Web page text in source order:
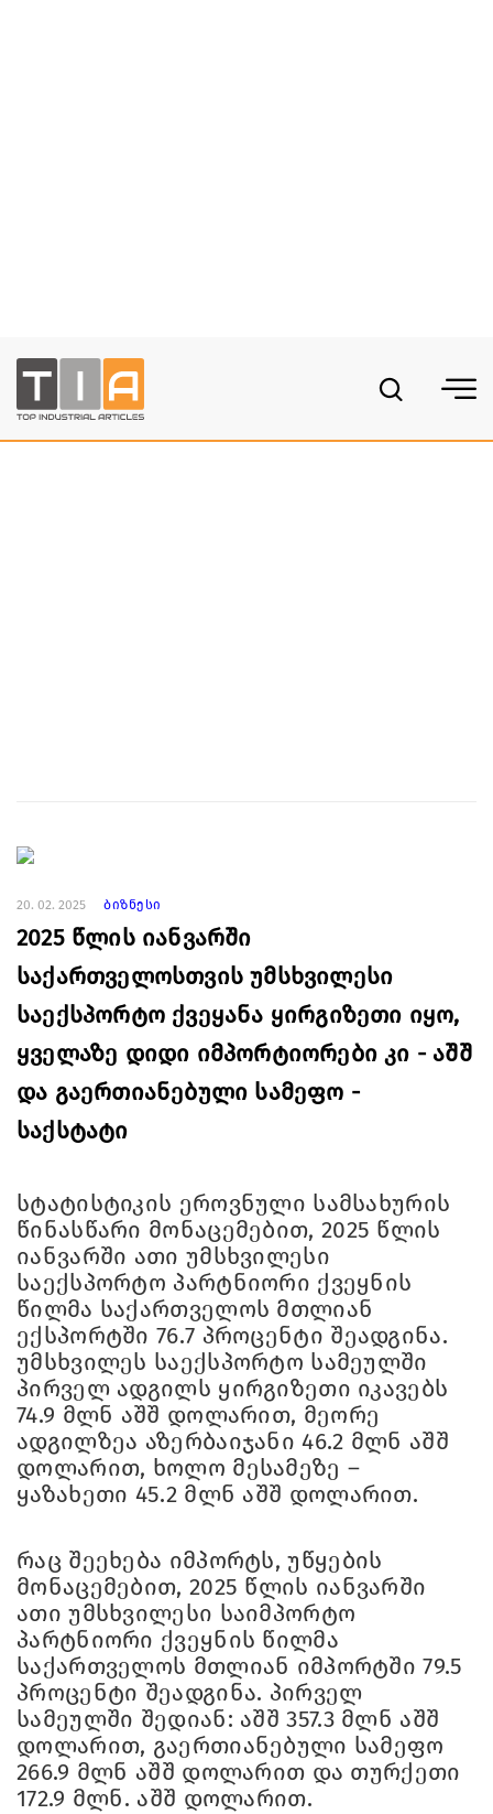
20. 02. 2025 ბიზნესი
2025 წლის იანვარში
საქართველოსთვის უმსხვილესი
საექსპორტო ქვეყანა ყირგიზეთი იყო,
ყველაზე დიდი იმპორტიორები კი - აშშ
და გაერთიანებული სამეფო -
საქსტატი
სტატისტიკის ეროვნული სამსახურის
წინასწარი მონაცემებით, 2025 წლის
იანვარში ათი უმსხვილესი
საექსპორტო პარტნიორი ქვეყნის
წილმა საქართველოს მთლიან
ექსპორტში 76.7 პროცენტი შეადგინა.
უმსხვილეს საექსპორტო სამეულში
პირველ ადგილს ყირგიზეთი იკავებს
74.9 მლნ აშშ დოლარით, მეორე
ადგილზეა აზერბაიჯანი 46.2 მლნ აშშ
დოლარით, ხოლო მესამეზე –
ყაზახეთი 45.2 მლნ აშშ დოლარით.
რაც შეეხება იმპორტს, უწყების
მონაცემებით, 2025 წლის იანვარში
ათი უმსხვილესი საიმპორტო
პარტნიორი ქვეყნის წილმა
საქართველოს მთლიან იმპორტში 79.5
პროცენტი შეადგინა. პირველ
სამეულში შედიან: აშშ 357.3 მლნ აშშ
დოლარით, გაერთიანებული სამეფო
266.9 მლნ აშშ დოლარით და თურქეთი
172.9 მლნ. აშშ დოლარით.